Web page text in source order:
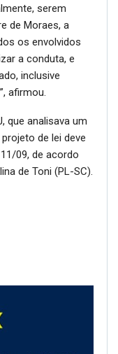
serem
de Moraes, a
os envolvidos
a conduta, e
inclusive
afirmou.
que analisava um
de lei deve
09, de acordo
de Toni (PL-SC).